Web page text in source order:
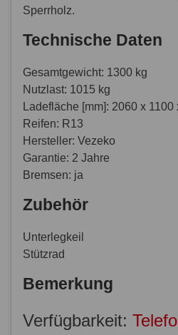
Sperrholz.
Technische Daten
Gesamtgewicht: 1300 kg
Nutzlast: 1015 kg
Ladefläche [mm]: 2060 x 1100
Reifen: R13
Hersteller: Vezeko
Garantie: 2 Jahre
Bremsen: ja
Zubehör
Unterlegkeil
Stützrad
Bemerkung
Verfügbarkeit: